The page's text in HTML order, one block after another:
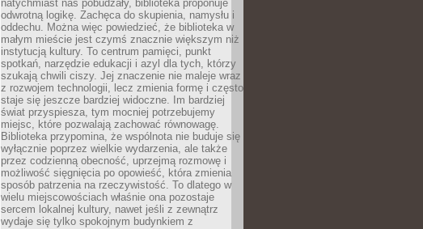
natychmiast nas pobudzały, biblioteka proponuje
odwrotną logikę. Zachęca do skupienia, namysłu i
oddechu. Można więc powiedzieć, że biblioteka w
małym mieście jest czymś znacznie większym niż
instytucją kultury. To centrum pamięci, punkt
spotkań, narzędzie edukacji i azyl dla tych, którzy
szukają chwili ciszy. Jej znaczenie nie maleje wraz
z rozwojem technologii, lecz zmienia formę i często
staje się jeszcze bardziej widoczne. Im bardziej
świat przyspiesza, tym mocniej potrzebujemy
miejsc, które pozwalają zachować równowagę.
Biblioteka przypomina, że wspólnota nie buduje się
wyłącznie poprzez wielkie wydarzenia, ale także
przez codzienną obecność, uprzejmą rozmowę i
możliwość sięgnięcia po opowieść, która zmienia
sposób patrzenia na rzeczywistość. To dlatego w
wielu miejscowościach właśnie ona pozostaje
sercem lokalnej kultury, nawet jeśli z zewnątrz
wydaje się tylko spokojnym budynkiem z